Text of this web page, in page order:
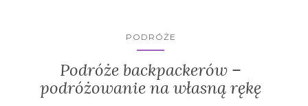
PODRÓŻE
Podróże backpackerów –
podróżowanie na własną rękę